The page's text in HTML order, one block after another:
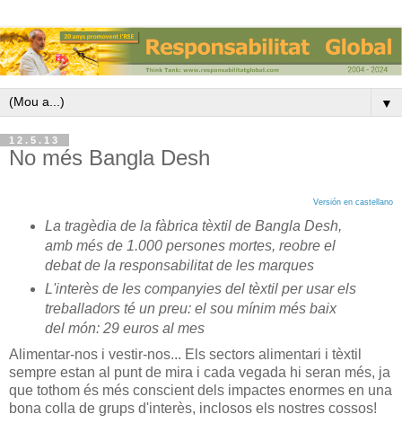
▼
12.5.13
No més Bangla Desh
Versión en castellano
La tragèdia de la fàbrica tèxtil de Bangla Desh,
amb més de 1.000 persones mortes, reobre el
debat de la responsabilitat de les marques
L'interès de les companyies del tèxtil per usar els
treballadors té un preu: el sou mínim més baix
del món: 29 euros al mes
Alimentar-nos i vestir-nos... Els sectors alimentari i tèxtil
sempre estan al punt de mira i cada vegada hi seran més, ja
que tothom és més conscient dels impactes enormes en una
bona colla de grups d'interès, inclosos els nostres cossos!